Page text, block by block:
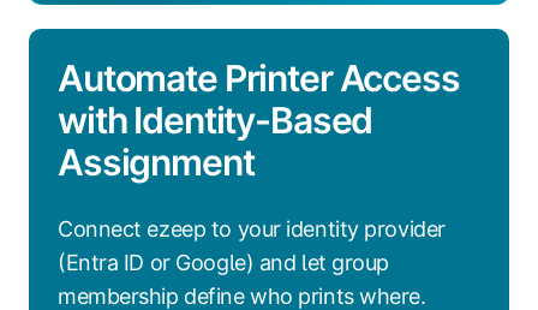
Automate Printer Access
with Identity-Based
Assignment
Connect ezeep to your identity provider
(Entra ID or Google) and let group
membership define who prints where.